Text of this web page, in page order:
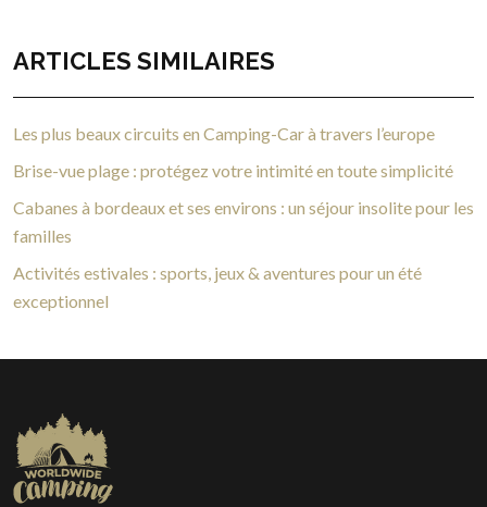
ARTICLES SIMILAIRES
Les plus beaux circuits en Camping-Car à travers l’europe
Brise-vue plage : protégez votre intimité en toute simplicité
Cabanes à bordeaux et ses environs : un séjour insolite pour les
familles
Activités estivales : sports, jeux & aventures pour un été
exceptionnel